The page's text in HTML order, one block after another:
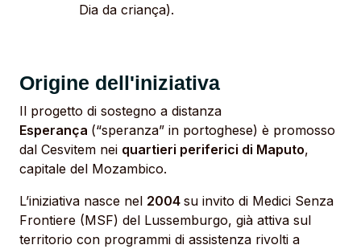
Dia da criança).
Origine dell'iniziativa
Il progetto di sostegno a distanza
Esperança (“speranza” in portoghese) è promosso
dal Cesvitem nei quartieri periferici di Maputo,
capitale del Mozambico.
L’iniziativa nasce nel 2004 su invito di Medici Senza
Frontiere (MSF) del Lussemburgo, già attiva sul
territorio con programmi di assistenza rivolti a